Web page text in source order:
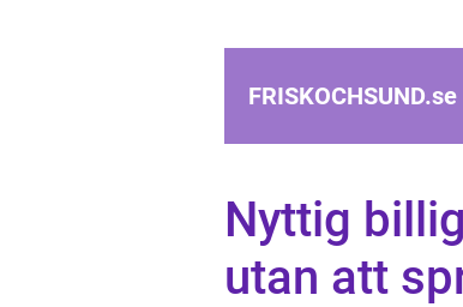
FRISKOCHSUND.se
Nyttig
utan att